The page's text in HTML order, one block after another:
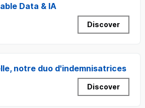
Data & IA
Discover
notre duo d'indemnisatrices
Discover